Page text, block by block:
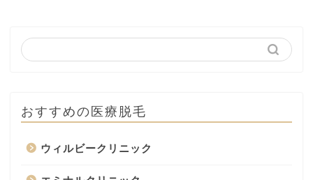
おすすめの医療脱毛
ウィルビークリニック